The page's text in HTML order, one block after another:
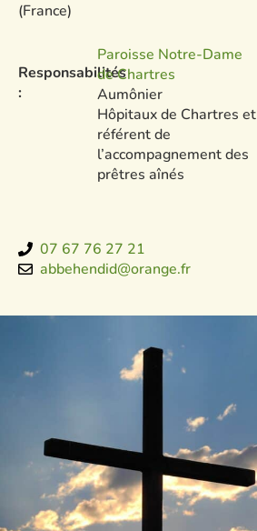
(France)
Responsabilités
:
Paroisse Notre-Dame
de Chartres
Aumônier
Hôpitaux de Chartres et
référent de
l’accompagnement des
prêtres aînés
07 67 76 27 21
abbehendid@orange.fr